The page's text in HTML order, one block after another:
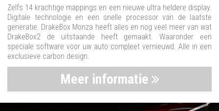
Zelfs 14 krachtige mappings en een nieuwe ultra heldere display.
Digitale technologie en een snelle processor van de laatste
generatie. DrakeBox Monza heeft alles en nog veel meer van wat
DrakeBox2 de uitstaande heeft gemaakt. Waaronder een
speciale software voor uw auto compleet vernieuwd. Alle in een
exclusieve carbon design.
Meer informatie